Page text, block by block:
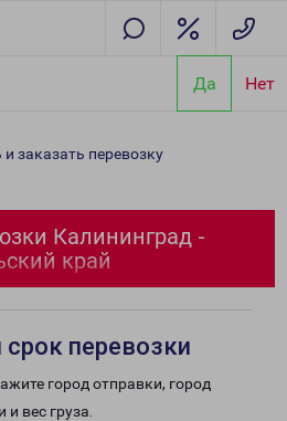
Да Нет
и заказать перевозку
Калининград -
край
перевозки
город отправки, город
вес груза.